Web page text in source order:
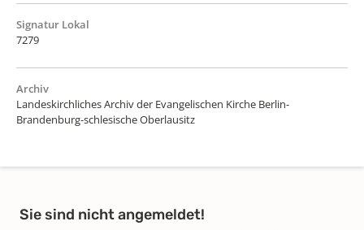
Signatur Lokal
7279
Archiv
Landeskirchliches Archiv der Evangelischen Kirche Berlin-
Brandenburg-schlesische Oberlausitz
Sie sind nicht angemeldet!